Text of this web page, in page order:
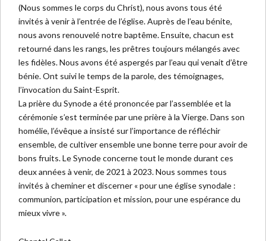
(Nous sommes le corps du Christ), nous avons tous été
invités à venir à l’entrée de l’église. Auprès de l’eau bénite,
nous avons renouvelé notre baptême. Ensuite, chacun est
retourné dans les rangs, les prêtres toujours mélangés avec
les fidèles. Nous avons été aspergés par l’eau qui venait d’être
bénie. Ont suivi le temps de la parole, des témoignages,
l’invocation du Saint-Esprit.
La prière du Synode a été prononcée par l’assemblée et la
cérémonie s’est terminée par une prière à la Vierge. Dans son
homélie, l’évêque a insisté sur l’importance de réfléchir
ensemble, de cultiver ensemble une bonne terre pour avoir de
bons fruits. Le Synode concerne tout le monde durant ces
deux années à venir, de 2021 à 2023. Nous sommes tous
invités à cheminer et discerner « pour une église synodale :
communion, participation et mission, pour une espérance du
mieux vivre ».